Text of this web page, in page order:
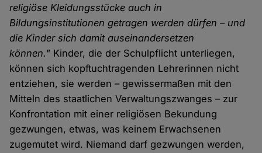
religiöse Kleidungsstücke auch in
Bildungsinstitutionen getragen werden dürfen – und
die Kinder sich damit auseinandersetzen
können." Kinder, die der Schulpflicht unterliegen,
können sich kopftuchtragenden Lehrerinnen nicht
entziehen, sie werden – gewissermaßen mit den
Mitteln des staatlichen Verwaltungszwanges – zur
Konfrontation mit einer religiösen Bekundung
gezwungen, etwas, was keinem Erwachsenen
zugemutet wird. Niemand darf gezwungen werden,